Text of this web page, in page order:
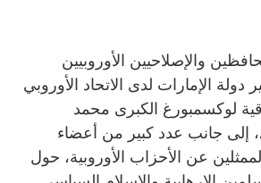
والإصلاحيين الأوروبيين
الإمارات لدى الاتحاد الأوروبي
لوكسمبورغ الكبرى محمد
إلى جانب عدد كبير من أعضاء
عن الأحزاب الأوروبية، حول